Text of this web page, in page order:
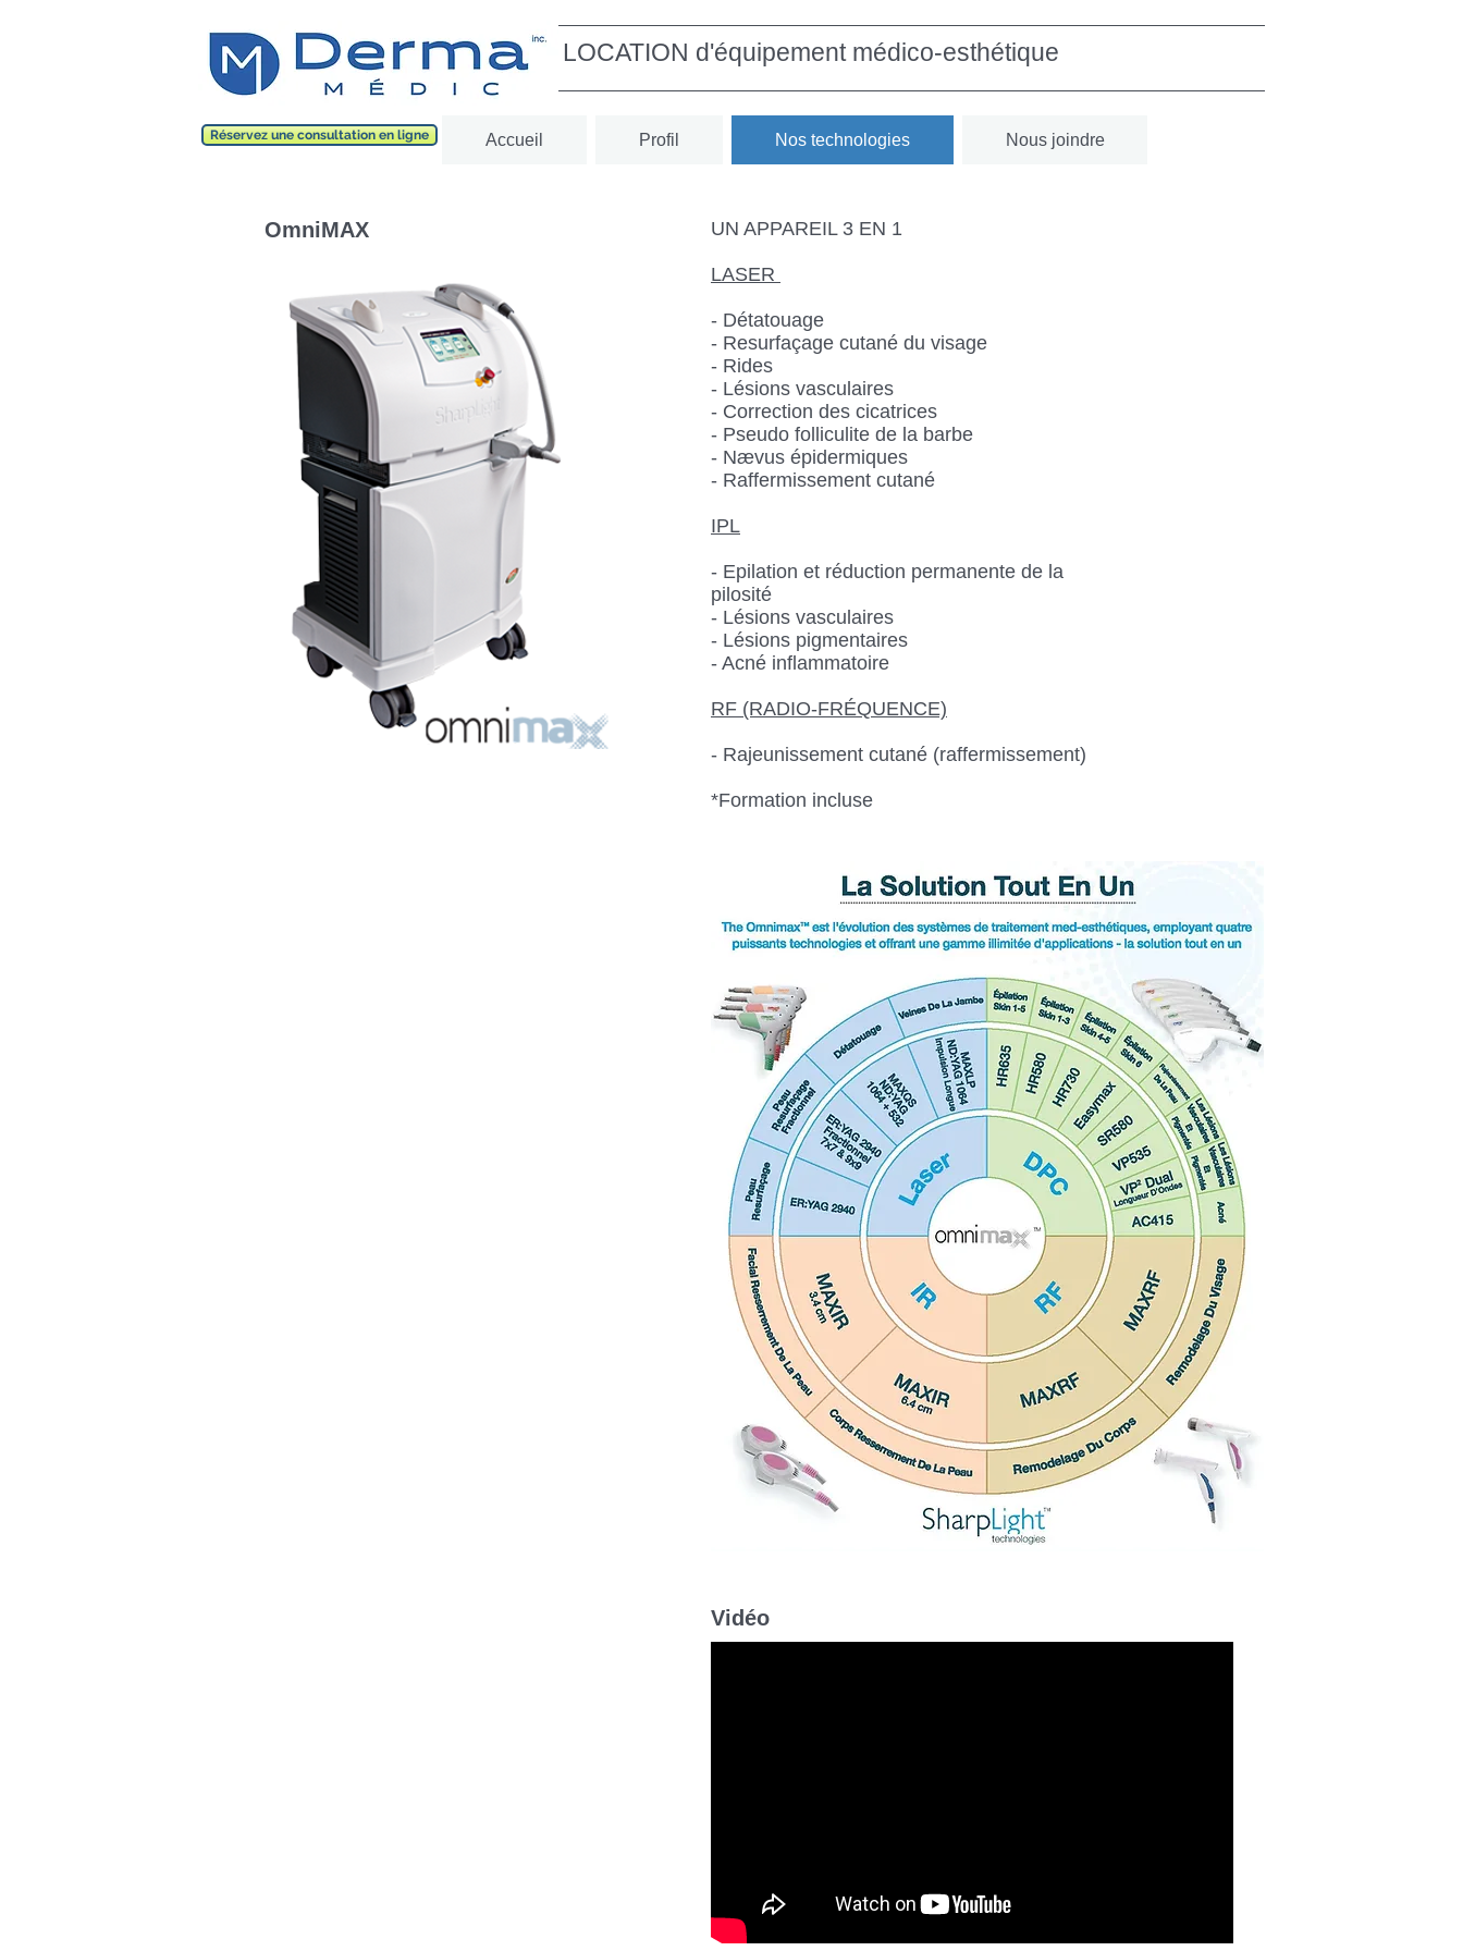
LOCATION d'équipement médico-esthétique
Réservez une consultation en ligne Accueil Profil Nos technologies Nous joindre
OmniMAX UN APPAREIL 3 EN 1
LASER
- Détatouage
- Resurfaçage cutané du visage
- Rides
- Lésions vasculaires
- Correction des cicatrices
- Pseudo folliculite de la barbe
- Nævus épidermiques
- Raffermissement cutané
IPL
- Epilation et réduction permanente de la
pilosité
- Lésions vasculaires
- Lésions pigmentaires
- Acné inflammatoire
RF (RADIO-FRÉQUENCE)
- Rajeunissement cutané (raffermissement)
*Formation incluse
Vidéo